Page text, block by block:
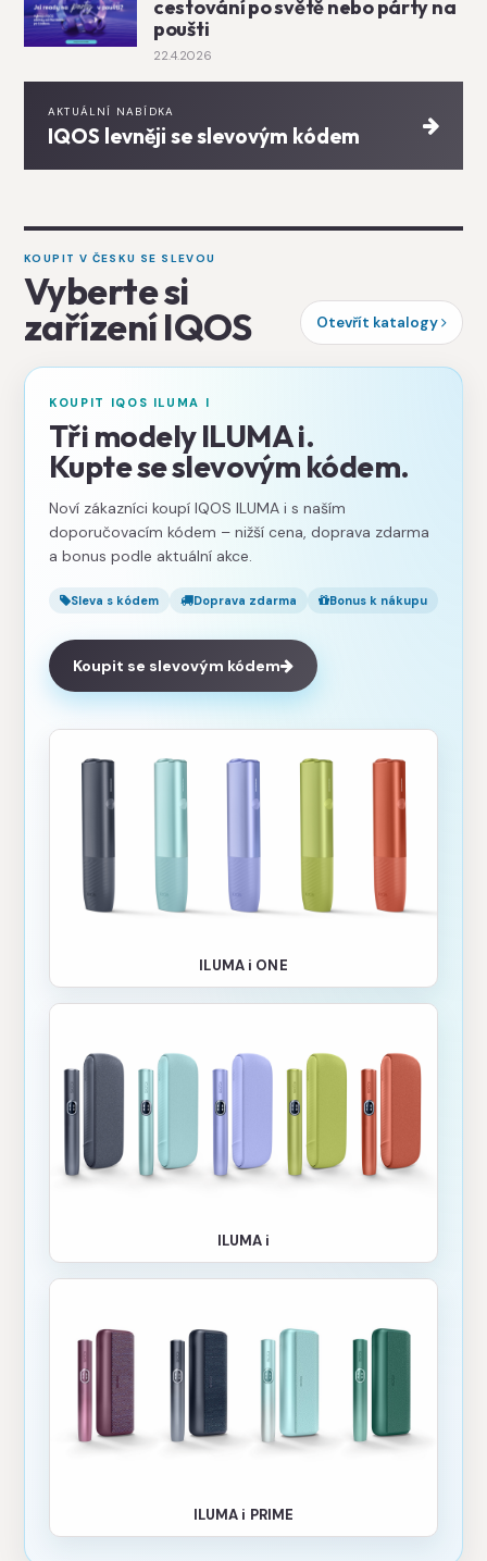
cestování po světě nebo párty na
poušti
22.4.2026
AKTUÁLNÍ NABÍDKA
IQOS levněji se slevovým kódem
KOUPIT V ČESKU SE SLEVOU
Vyberte si
zařízení IQOS Otevřít katalogy
KOUPIT IQOS ILUMA I
Tři modely ILUMA i.
Kupte se slevovým kódem.
Noví zákazníci koupí IQOS ILUMA i s naším
doporučovacím kódem – nižší cena, doprava zdarma
a bonus podle aktuální akce.
Sleva s kódem Doprava zdarma Bonus k nákupu
Koupit se slevovým kódem
ILUMA i ONE
ILUMA i
ILUMA i PRIME